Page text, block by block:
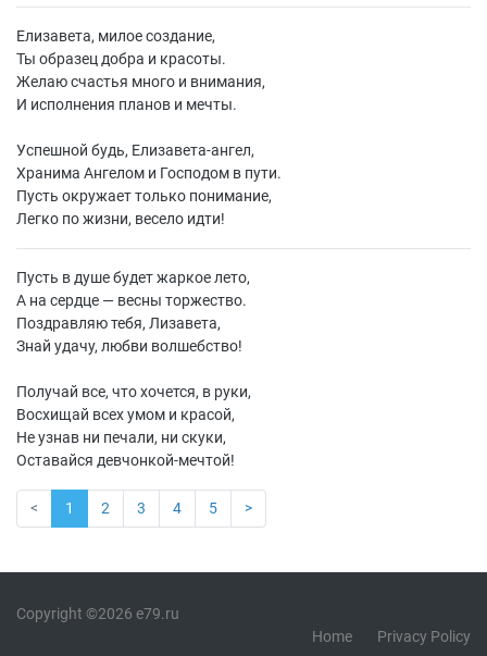
Елизавета, милое создание,
Ты образец добра и красоты.
Желаю счастья много и внимания,
И исполнения планов и мечты.
Успешной будь, Елизавета-ангел,
Хранима Ангелом и Господом в пути.
Пусть окружает только понимание,
Легко по жизни, весело идти!
Пусть в душе будет жаркое лето,
А на сердце — весны торжество.
Поздравляю тебя, Лизавета,
Знай удачу, любви волшебство!
Получай все, что хочется, в руки,
Восхищай всех умом и красой,
Не узнав ни печали, ни скуки,
Оставайся девчонкой-мечтой!
< 1 2 3 4 5 >
Copyright ©2026 e79.ru
Home
Privacy Policy